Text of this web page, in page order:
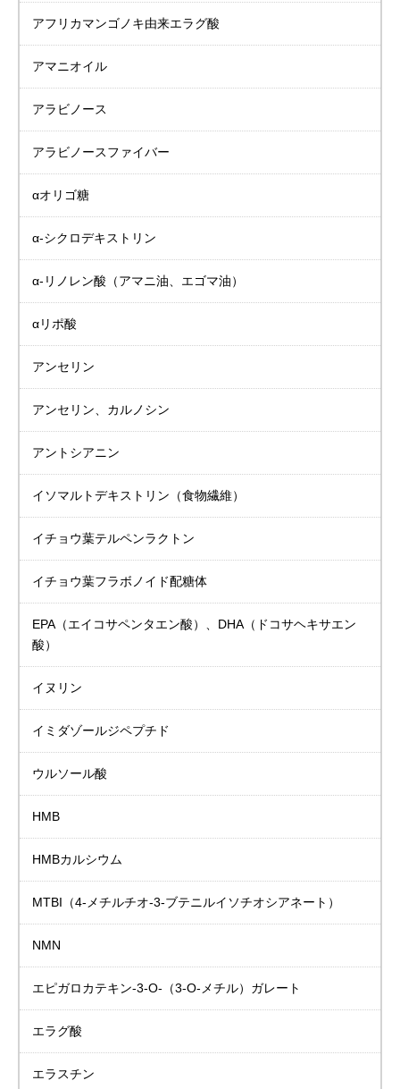
アフリカマンゴノキ由来エラグ酸
アマニオイル
アラビノース
アラビノースファイバー
αオリゴ糖
α-シクロデキストリン
α-リノレン酸 （アマニ油、エゴマ油）
αリポ酸
アンセリン
アンセリン、カルノシン
アントシアニン
イソマルトデキストリン （食物繊維）
イチョウ葉テルペンラクトン
イチョウ葉フラボノイド配糖体
EPA（エイコサペンタエン酸）、DHA（ドコサヘキサエン
酸）
イヌリン
イミダゾールジペプチド
ウルソール酸
HMB
HMBカルシウム
MTBI （4-メチルチオ-3-ブテニルイソチオシアネート）
NMN
エピガロカテキン-3-Ο-（3-Ο-メチル）ガレート
エラグ酸
エラスチン